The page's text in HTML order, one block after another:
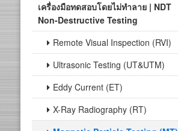
เครื่องมือทดสอบโดยไม่ทำลาย | NDT
Non-Destructive Testing
Remote Visual Inspection (RVI)
Ultrasonic Testing (UT&UTM)
Eddy Current (ET)
X-Ray Radiography (RT)